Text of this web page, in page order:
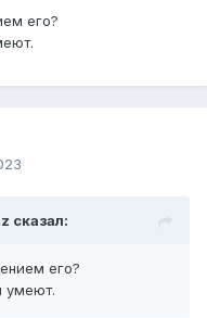
его?
сказал:
его?
умеют.